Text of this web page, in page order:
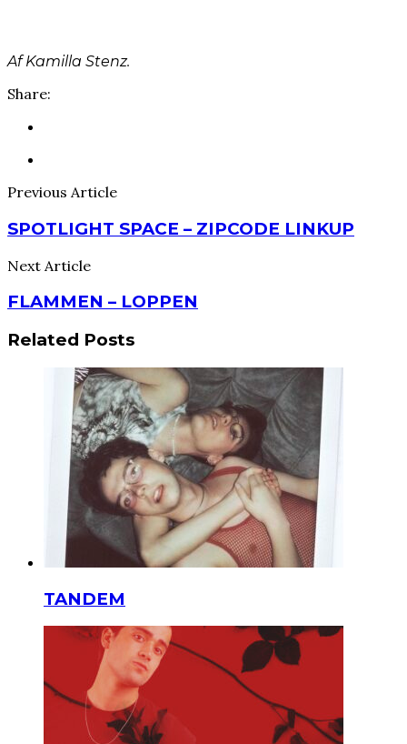
Af Kamilla Stenz.
Share:
Previous Article
SPOTLIGHT SPACE – ZIPCODE LINKUP
Next Article
FLAMMEN – LOPPEN
Related Posts
TANDEM